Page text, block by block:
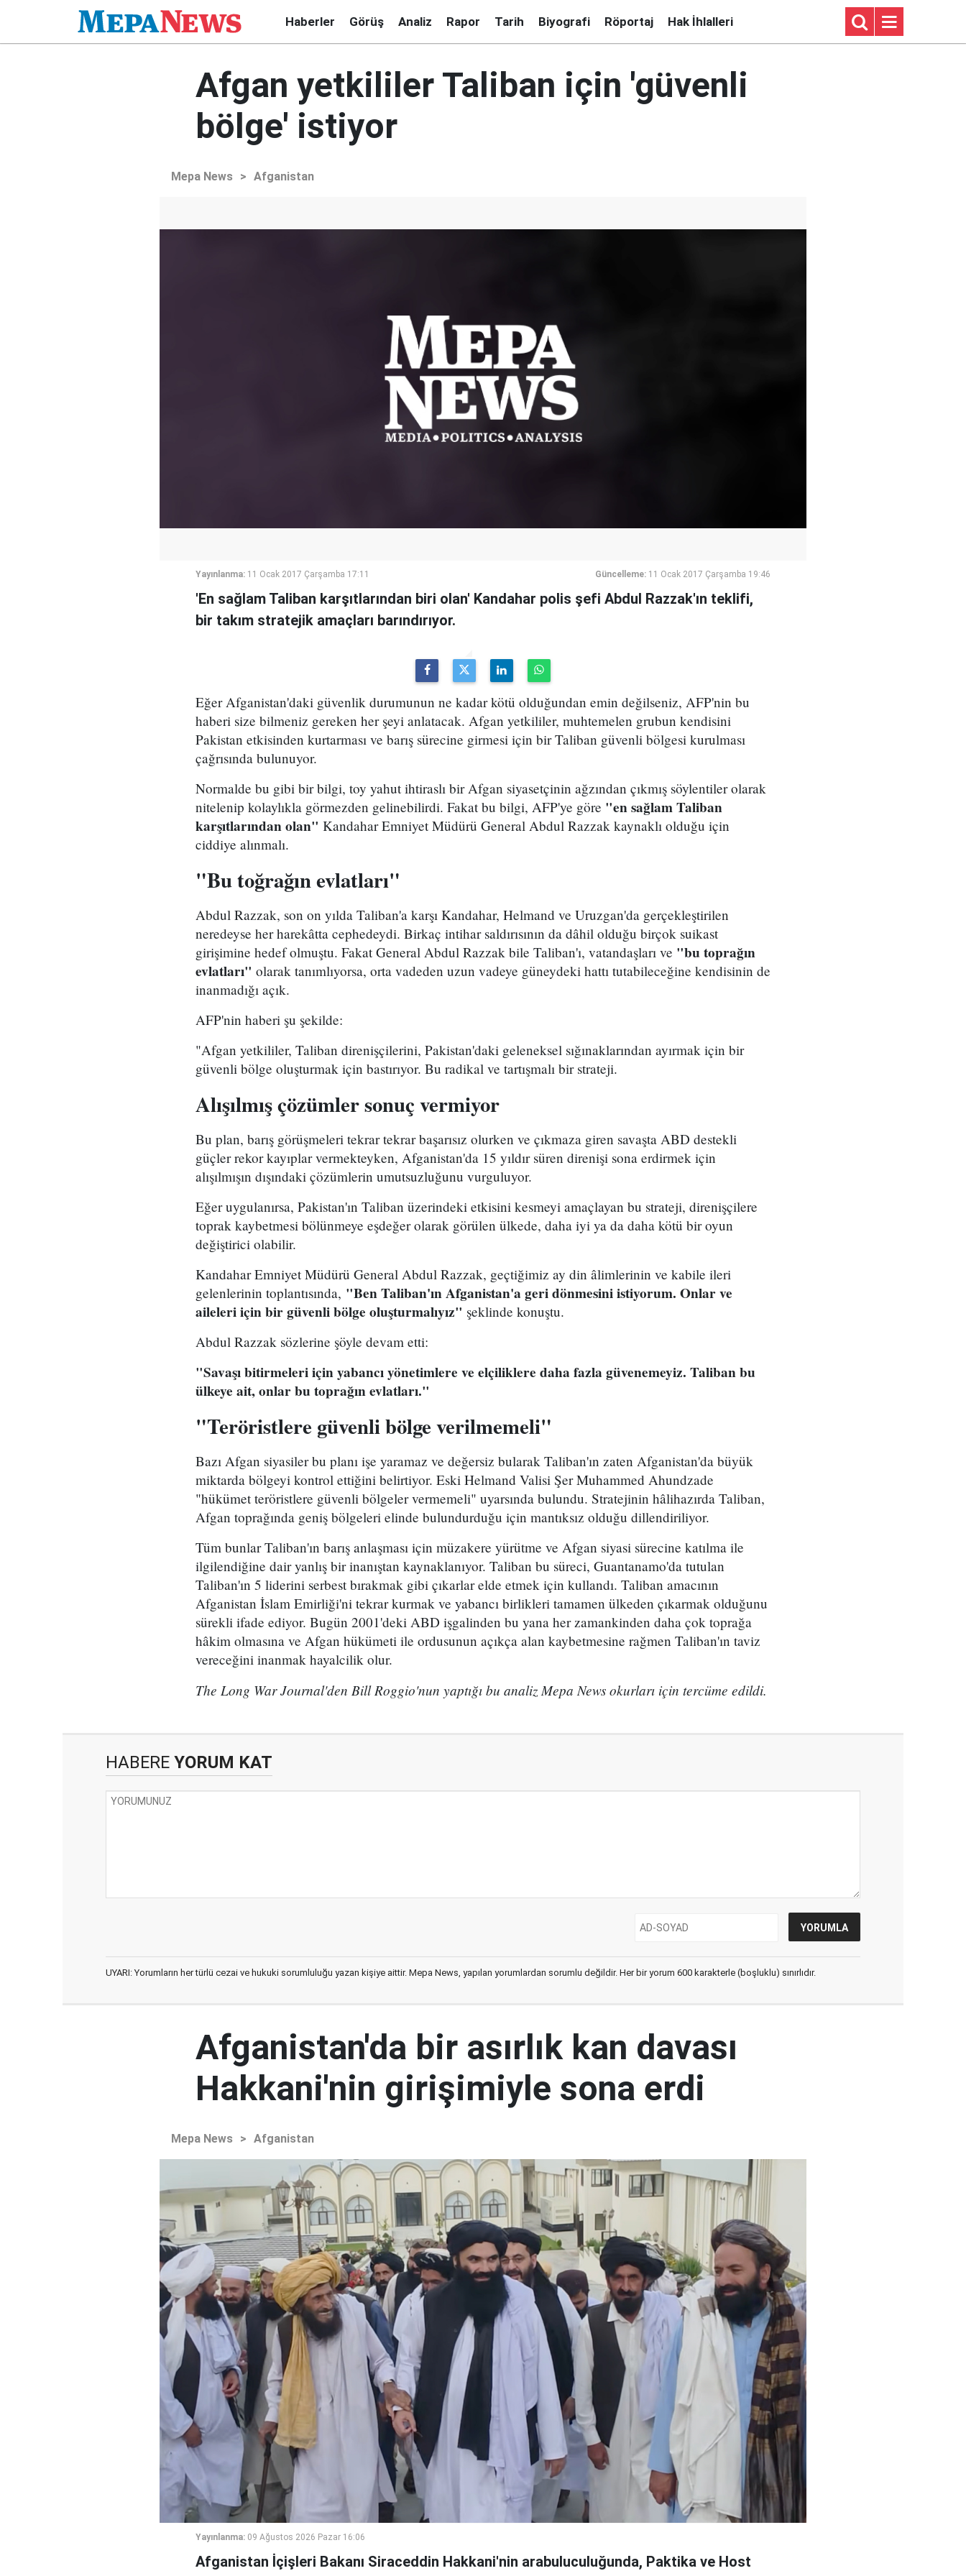
Haberler Görüş Analiz Rapor Tarih Biyografi Röportaj Hak İhlalleri
Afgan yetkililer Taliban için 'güvenli
bölge' istiyor
Mepa News > Afganistan
Yayınlanma: 11 Ocak 2017 Çarşamba 17:11 Güncelleme: 11 Ocak 2017 Çarşamba 19:46
'En sağlam Taliban karşıtlarından biri olan' Kandahar polis şefi Abdul Razzak'ın teklifi,
bir takım stratejik amaçları barındırıyor.
Eğer Afganistan'daki güvenlik durumunun ne kadar kötü olduğundan emin değilseniz, AFP'nin bu
haberi size bilmeniz gereken her şeyi anlatacak. Afgan yetkililer, muhtemelen grubun kendisini
Pakistan etkisinden kurtarması ve barış sürecine girmesi için bir Taliban güvenli bölgesi kurulması
çağrısında bulunuyor.
Normalde bu gibi bir bilgi, toy yahut ihtiraslı bir Afgan siyasetçinin ağzından çıkmış söylentiler olarak
nitelenip kolaylıkla görmezden gelinebilirdi. Fakat bu bilgi, AFP'ye göre "en sağlam Taliban
karşıtlarından olan" Kandahar Emniyet Müdürü General Abdul Razzak kaynaklı olduğu için
ciddiye alınmalı.
"Bu toğrağın evlatları"
Abdul Razzak, son on yılda Taliban'a karşı Kandahar, Helmand ve Uruzgan'da gerçekleştirilen
neredeyse her harekâtta cephedeydi. Birkaç intihar saldırısının da dâhil olduğu birçok suikast
girişimine hedef olmuştu. Fakat General Abdul Razzak bile Taliban'ı, vatandaşları ve "bu toprağın
evlatları" olarak tanımlıyorsa, orta vadeden uzun vadeye güneydeki hattı tutabileceğine kendisinin de
inanmadığı açık.
AFP'nin haberi şu şekilde:
"Afgan yetkililer, Taliban direnişçilerini, Pakistan'daki geleneksel sığınaklarından ayırmak için bir
güvenli bölge oluşturmak için bastırıyor. Bu radikal ve tartışmalı bir strateji.
Alışılmış çözümler sonuç vermiyor
Bu plan, barış görüşmeleri tekrar tekrar başarısız olurken ve çıkmaza giren savaşta ABD destekli
güçler rekor kayıplar vermekteyken, Afganistan'da 15 yıldır süren direnişi sona erdirmek için
alışılmışın dışındaki çözümlerin umutsuzluğunu vurguluyor.
Eğer uygulanırsa, Pakistan'ın Taliban üzerindeki etkisini kesmeyi amaçlayan bu strateji, direnişçilere
toprak kaybetmesi bölünmeye eşdeğer olarak görülen ülkede, daha iyi ya da daha kötü bir oyun
değiştirici olabilir.
Kandahar Emniyet Müdürü General Abdul Razzak, geçtiğimiz ay din âlimlerinin ve kabile ileri
gelenlerinin toplantısında, "Ben Taliban'ın Afganistan'a geri dönmesini istiyorum. Onlar ve
aileleri için bir güvenli bölge oluşturmalıyız" şeklinde konuştu.
Abdul Razzak sözlerine şöyle devam etti:
"Savaşı bitirmeleri için yabancı yönetimlere ve elçiliklere daha fazla güvenemeyiz. Taliban bu
ülkeye ait, onlar bu toprağın evlatları."
"Teröristlere güvenli bölge verilmemeli"
Bazı Afgan siyasiler bu planı işe yaramaz ve değersiz bularak Taliban'ın zaten Afganistan'da büyük
miktarda bölgeyi kontrol ettiğini belirtiyor. Eski Helmand Valisi Şer Muhammed Ahundzade
"hükümet teröristlere güvenli bölgeler vermemeli" uyarsında bulundu. Stratejinin hâlihazırda Taliban,
Afgan toprağında geniş bölgeleri elinde bulundurduğu için mantıksız olduğu dillendiriliyor.
Tüm bunlar Taliban'ın barış anlaşması için müzakere yürütme ve Afgan siyasi sürecine katılma ile
ilgilendiğine dair yanlış bir inanıştan kaynaklanıyor. Taliban bu süreci, Guantanamo'da tutulan
Taliban'ın 5 liderini serbest bırakmak gibi çıkarlar elde etmek için kullandı. Taliban amacının
Afganistan İslam Emirliği'ni tekrar kurmak ve yabancı birlikleri tamamen ülkeden çıkarmak olduğunu
sürekli ifade ediyor. Bugün 2001'deki ABD işgalinden bu yana her zamankinden daha çok toprağa
hâkim olmasına ve Afgan hükümeti ile ordusunun açıkça alan kaybetmesine rağmen Taliban'ın taviz
vereceğini inanmak hayalcilik olur.
The Long War Journal'den Bill Roggio'nun yaptığı bu analiz Mepa News okurları için tercüme edildi.
HABERE YORUM KAT
UYARI: Yorumların her türlü cezai ve hukuki sorumluluğu yazan kişiye aittir. Mepa News, yapılan yorumlardan sorumlu değildir. Her bir yorum 600 karakterle (boşluklu) sınırlıdır.
Afganistan'da bir asırlık kan davası
Hakkani'nin girişimiyle sona erdi
Mepa News > Afganistan
Yayınlanma: 09 Ağustos 2026 Pazar 16:06
Afganistan İçişleri Bakanı Siraceddin Hakkani'nin arabuluculuğunda, Paktika ve Host